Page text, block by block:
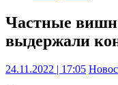
Частные
выдержали
24.11.2022 | 17:05